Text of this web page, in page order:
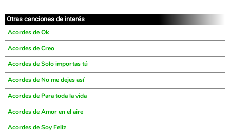
Otras canciones de interés
Acordes de Ok
Acordes de Creo
Acordes de Solo importas tú
Acordes de No me dejes así
Acordes de Para toda la vida
Acordes de Amor en el aire
Acordes de Soy Feliz